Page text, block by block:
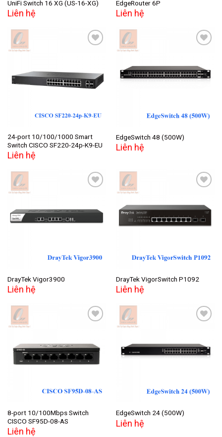
UniFi Switch 16 XG (US-16-XG)
Liên hệ
EdgeRouter 6P
Liên hệ
wishlist
24-port 10/100/1000 Smart
Switch CISCO SF220-24p-K9-EU
Liên hệ
Add to
wishlist
EdgeSwitch 48 (500W)
Liên hệ
Add to
DrayTek Vigor3900
Liên hệ
Add to
wishlist
DrayTek VigorSwitch P1092
Liên hệ
Add to
wishlist
8-port 10/100Mbps Switch
CISCO SF95D-08-AS
Liên hệ
Add to
wishlist
EdgeSwitch 24 (500W)
Liên hệ